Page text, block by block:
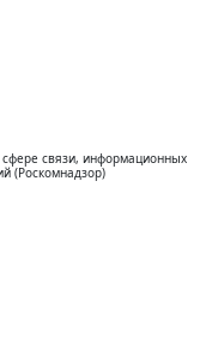
связи, информационных
(Роскомнадзор)